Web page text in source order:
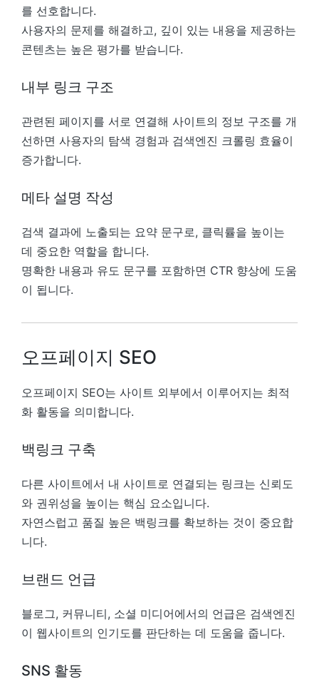
를 선호합니다.
사용자의 문제를 해결하고, 깊이 있는 내용을 제공하는
콘텐츠는 높은 평가를 받습니다.
내부 링크 구조
관련된 페이지를 서로 연결해 사이트의 정보 구조를 개
선하면 사용자의 탐색 경험과 검색엔진 크롤링 효율이
증가합니다.
메타 설명 작성
검색 결과에 노출되는 요약 문구로, 클릭률을 높이는
데 중요한 역할을 합니다.
명확한 내용과 유도 문구를 포함하면 CTR 향상에 도움
이 됩니다.
오프페이지 SEO
오프페이지 SEO는 사이트 외부에서 이루어지는 최적
화 활동을 의미합니다.
백링크 구축
다른 사이트에서 내 사이트로 연결되는 링크는 신뢰도
와 권위성을 높이는 핵심 요소입니다.
자연스럽고 품질 높은 백링크를 확보하는 것이 중요합
니다.
브랜드 언급
블로그, 커뮤니티, 소셜 미디어에서의 언급은 검색엔진
이 웹사이트의 인기도를 판단하는 데 도움을 줍니다.
SNS 활동